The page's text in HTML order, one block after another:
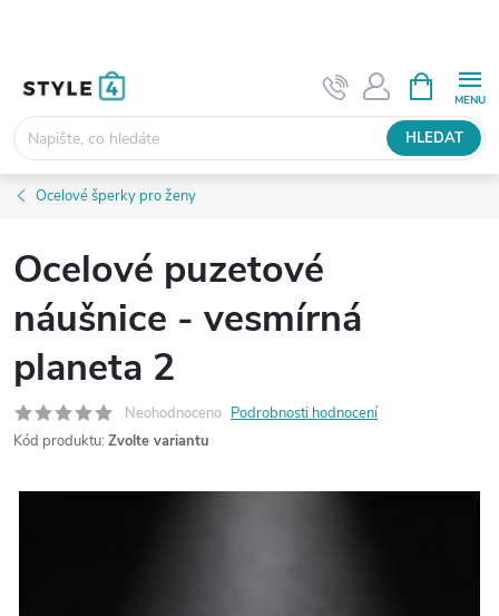
HLEDAT
NÁKUPNÍ
KOŠÍK
Ocelové šperky pro ženy
Ocelové puzetové
náušnice - vesmírná
planeta 2
Neohodnoceno Podrobnosti hodnocení
Kód produktu: Zvolte variantu